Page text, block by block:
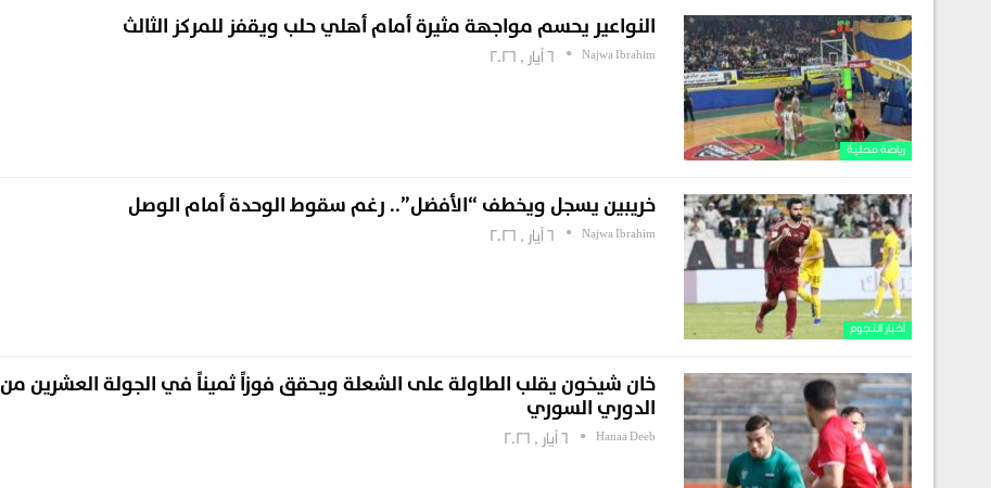
رياضة محلية
النواعير يحسم مواجهة مثيرة أمام أهلي حلب ويقفز للمركز الثالث
Najwa Ibrahim 6 أيار , 2026
أخبار النجوم
خريبين يسجل ويخطف “الأفضل”.. رغم سقوط الوحدة أمام الوصل
Najwa Ibrahim 6 أيار , 2026
خان شيخون يقلب الطاولة على الشعلة ويحقق فوزاً ثميناً في الجولة العشرين من
الدوري السوري
Hanaa Deeb 6 أيار , 2026